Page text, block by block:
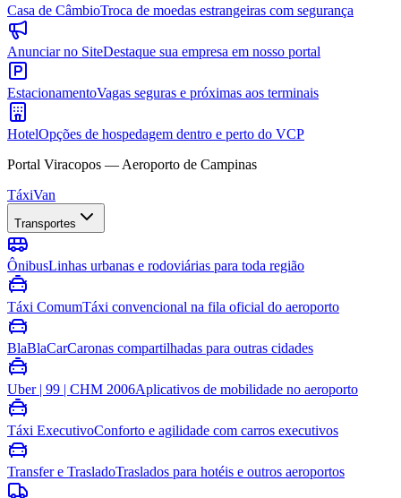
Casa de CâmbioTroca de moedas estrangeiras com segurança
Anunciar no SiteDestaque sua empresa em nosso portal
EstacionamentoVagas seguras e próximas aos terminais
HotelOpções de hospedagem dentro e perto do VCP
Portal Viracopos — Aeroporto de Campinas
TáxiVan
Transportes
ÔnibusLinhas urbanas e rodoviárias para toda região
Táxi ComumTáxi convencional na fila oficial do aeroporto
BlaBlaCarCaronas compartilhadas para outras cidades
Uber | 99 | CHM 2006Aplicativos de mobilidade no aeroporto
Táxi ExecutivoConforto e agilidade com carros executivos
Transfer e TrasladoTraslados para hotéis e outros aeroportos